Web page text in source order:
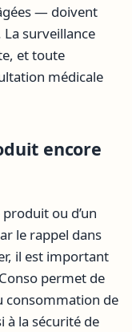
— doivent
La surveillance
et toute
médicale
encore
ou d’un
le rappel dans
il est important
permet de
consommation de
à la sécurité de